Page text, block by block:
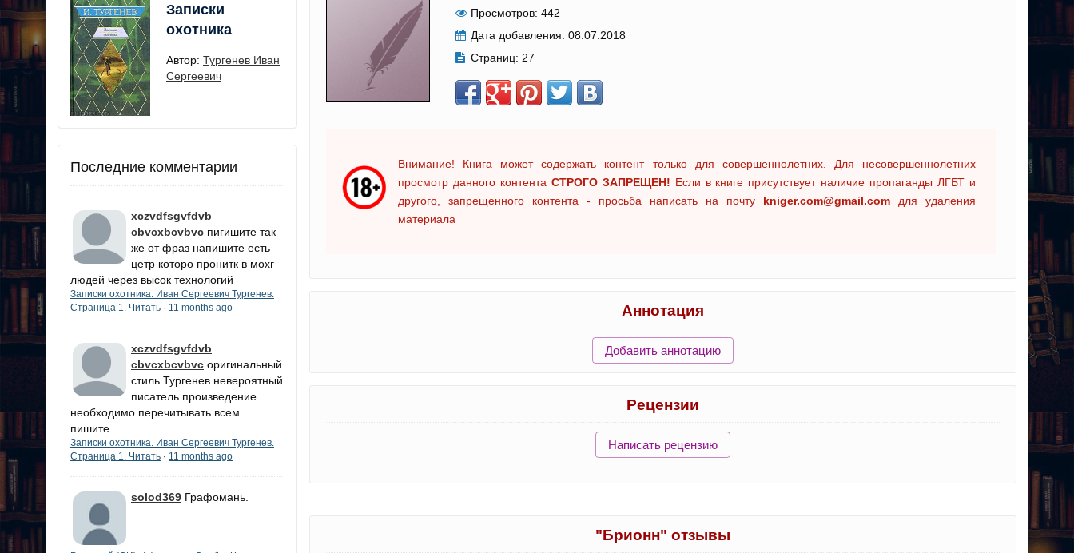
Записки
охотника
Автор: Тургенев Иван
Сергеевич
Последние комментарии
xczvdfsgvfdvb
cbvcxbcvbvc пигишите так
же от фраз напишите есть
цетр которо пронитк в мохг
людей через высок технологий
Записки охотника. Иван Сергеевич Тургенев.
Страница 1. Читать · 11 months ago
xczvdfsgvfdvb
cbvcxbcvbvc оригинальный
стиль Тургенев невероятный
писатель.произведение
необходимо перечитывать всем
пишите...
Записки охотника. Иван Сергеевич Тургенев.
Страница 1. Читать · 11 months ago
solod369 Графомань.
Просмотров: 442
Дата добавления: 08.07.2018
Страниц: 27
Внимание! Книга может содержать контент только для совершеннолетних. Для несовершеннолетних
просмотр данного контента СТРОГО ЗАПРЕЩЕН! Если в книге присутствует наличие пропаганды ЛГБТ и
другого, запрещенного контента - просьба написать на почту kniger.com@gmail.com для удаления
материала
Аннотация
Добавить аннотацию
Рецензии
Написать рецензию
"Брионн" отзывы